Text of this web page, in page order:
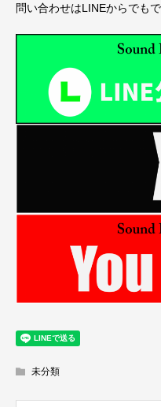
問い合わせはLINEからでも
未分類